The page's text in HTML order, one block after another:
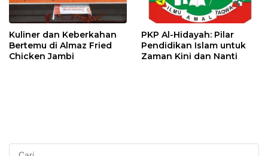
Kuliner dan Keberkahan
Bertemu di Almaz Fried
Chicken Jambi
PKP Al-Hidayah: Pilar
Pendidikan Islam untuk
Zaman Kini dan Nanti
Cari